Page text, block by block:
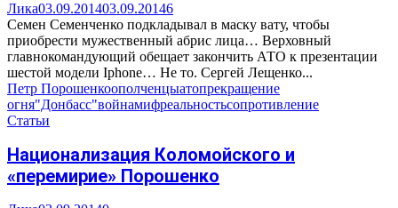
Лика03.09.201403.09.20146
Семен Семенченко подкладывал в маску вату, чтобы
приобрести мужественный абрис лица… Верховный
главнокомандующий обещает закончить АТО к презентации
шестой модели Iphone… Не то. Сергей Лещенко...
Петр Порошенкоополченцыатопрекращение
огня"Донбасс"войнамифреальностьсопротивление
Статьи
Национализация Коломойского и
«перемирие» Порошенко